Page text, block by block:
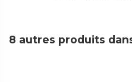
8 autres produits